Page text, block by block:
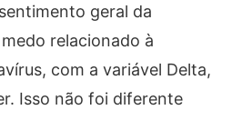
geral da
relacionado à
com a variável Delta,
Isso não foi diferente